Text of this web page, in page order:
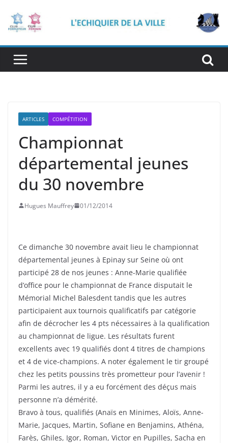
contenu
ARTICLES COMPÉTITION
Championnat
départemental jeunes
du 30 novembre
Hugues Mauffrey 01/12/2014
Ce dimanche 30 novembre avait lieu le championnat
départemental jeunes à Epinay sur Seine où ont
participé 28 de nos jeunes : Anne-Marie qualifiée
d’office pour le championnat de France disputait le
Mémorial Michel Balesdent tandis que les autres
participaient aux tournois qualificatifs par catégorie
afin de décrocher les 4 pts nécessaires à la qualification
au championnat de ligue. Les résultats furent
excellents avec 19 qualifiés dont 4 titres de champions
et 4 de vice-champions. A noter également le tir groupé
chez les petits poussins très prometteur pour l’avenir !
Parmi les autres, il y a eu forcément des déçus mais
personne n’a démérité.
Bravo à tous, qualifiés (Anaïs en Minimes, Aloïs, Anne-
Marie, Jacques, Martin, Sofiane en Benjamins, Athéna,
Farès, Ghiles, Igor, Roman, Victor en Pupilles, Sacha en